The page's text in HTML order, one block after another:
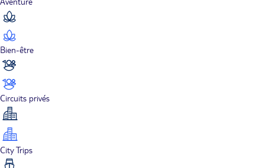
Bien-être
Circuits privés
City Trips